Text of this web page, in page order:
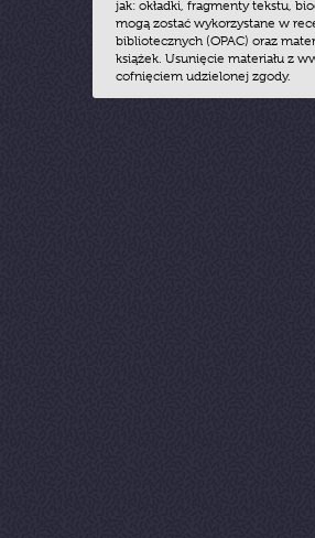
jak: okładki, fragmenty tekstu,
mogą zostać wykorzystane w
bibliotecznych (OPAC) oraz
książek. Usunięcie materiału z
cofnięciem udzielonej zgody.